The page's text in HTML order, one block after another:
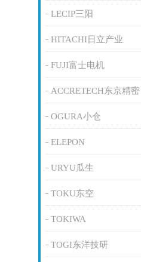
LECIP三阳
HITACHI日立产业
FUJI富士电机
ACCRETECH东京精密
OGURA小仓
ELEPON
URYU瓜生
TOKU东空
TOKIWA
TOGI东洋技研